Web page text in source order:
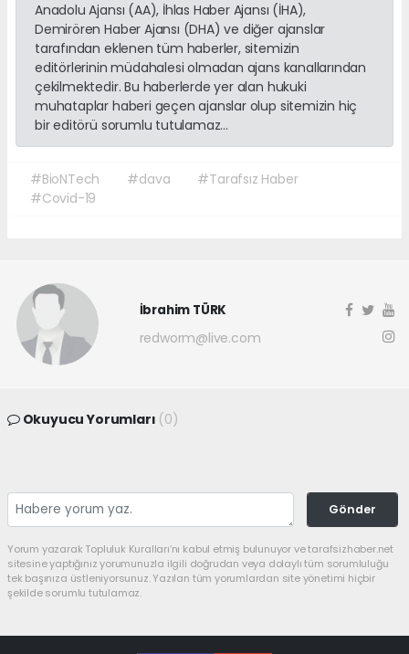
Anadolu Ajansı (AA), İhlas Haber Ajansı (İHA),
Demirören Haber Ajansı (DHA) ve diğer ajanslar
tarafından eklenen tüm haberler, sitemizin
editörlerinin müdahalesi olmadan ajans kanallarından
çekilmektedir. Bu haberlerde yer alan hukuki
muhataplar haberi geçen ajanslar olup sitemizin hiç
bir editörü sorumlu tutulamaz...
#BioNTech #dava
#Tarafsız Haber
#Covid-19
İbrahim TÜRK
redworm@live.com
Okuyucu Yorumları (0)
Gönder
Yorum yazarak Topluluk Kuralları’nı kabul etmiş bulunuyor ve tarafsizhaber.net
sitesine yaptığınız yorumunuzla ilgili doğrudan veya dolaylı tüm sorumluluğu
tek başınıza üstleniyorsunuz. Yazılan tüm yorumlardan site yönetimi hiçbir
şekilde sorumlu tutulamaz.